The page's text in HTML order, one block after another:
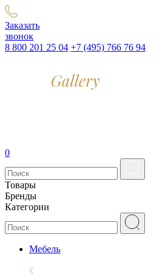
Заказать
звонок
8 800 201 25 04 +7 (495) 766 76 94
0
Товары
Бренды
Категории
Мебель